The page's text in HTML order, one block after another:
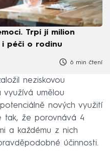
Trpí jí milion
i péči o rodinu
6 min čtení
neziskovou
využívá umělou
nových využití
tak, že porovnává 4
a každému z nich
účinnosti.